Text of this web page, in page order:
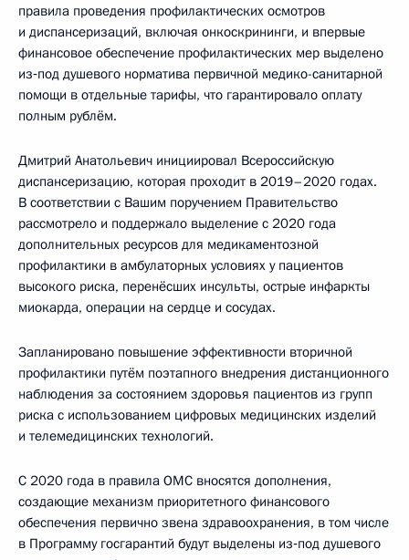
правила проведения профилактических осмотров
и диспансеризаций, включая онкоскрининги, и впервые
финансовое обеспечение профилактических мер выделено
из‑под душевого норматива первичной медико-санитарной
помощи в отдельные тарифы, что гарантировало оплату
полным рублём.
Дмитрий Анатольевич инициировал Всероссийскую
диспансеризацию, которая проходит в 2019–2020 годах.
В соответствии с Вашим поручением Правительство
рассмотрело и поддержало выделение с 2020 года
дополнительных ресурсов для медикаментозной
профилактики в амбулаторных условиях у пациентов
высокого риска, перенёсших инсульты, острые инфаркты
миокарда, операции на сердце и сосудах.
Запланировано повышение эффективности вторичной
профилактики путём поэтапного внедрения дистанционного
наблюдения за состоянием здоровья пациентов из групп
риска с использованием цифровых медицинских изделий
и телемедицинских технологий.
С 2020 года в правила ОМС вносятся дополнения,
создающие механизм приоритетного финансового
обеспечения первично звена здравоохранения, в том числе
в Программу госгарантий будут выделены из‑под душевого